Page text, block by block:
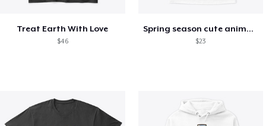
Treat Earth With Love
$46
Spring season cute animal kids tshirt
$23